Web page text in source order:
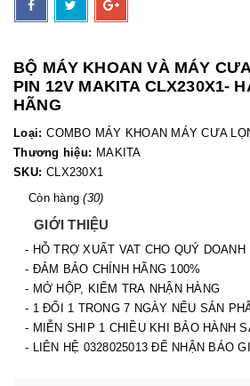
BỘ MÁY KHOAN VÀ MÁY
PIN 12V MAKITA CLX230X1-
HÃNG
Loại: COMBO MÁY KHOAN MÁY CƯA
Thương hiệu: MAKITA
SKU: CLX230X1
Còn hàng(30)
GIỚI THIỆU
- HỖ TRỢ XUẤT VAT CHO QUÝ DOANH
- ĐẢM BẢO CHÍNH HÃNG 100%
- MỞ HỘP, KIỂM TRA NHẬN HÀNG
- 1 ĐỔI 1 TRONG 7 NGÀY NẾU SẢN
- MIỄN SHIP 1 CHIỀU KHI BẢO HÀNH
- LIÊN HỆ 0328025013 ĐỂ NHẬN BÁO